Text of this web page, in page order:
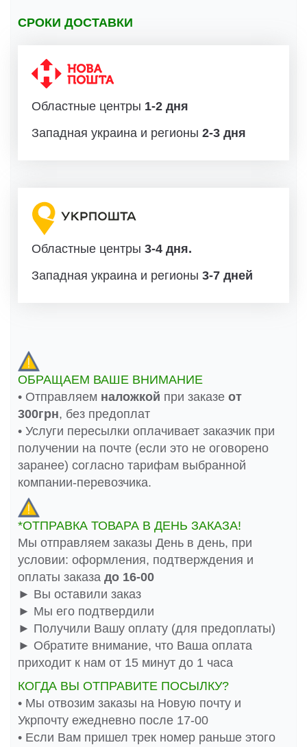
СРОКИ ДОСТАВКИ
Областные центры 1-2 дня
Западная украина и регионы 2-3 дня
Областные центры 3-4 дня.
Западная украина и регионы 3-7 дней
ОБРАЩАЕМ ВАШЕ ВНИМАНИЕ
• Отправляем наложкой при заказе от
300грн, без предоплат
• Услуги пересылки оплачивает заказчик при
получении на почте (если это не оговорено
заранее) согласно тарифам выбранной
компании-перевозчика.
*ОТПРАВКА ТОВАРА В ДЕНЬ ЗАКАЗА!
Мы отправляем заказы День в день, при
условии: оформления, подтверждения и
оплаты заказа до 16-00
► Вы оставили заказ
► Мы его подтвердили
► Получили Вашу оплату (для предоплаты)
► Обратите внимание, что Ваша оплата
приходит к нам от 15 минут до 1 часа
КОГДА ВЫ ОТПРАВИТЕ ПОСЫЛКУ?
• Мы отвозим заказы на Новую почту и
Укрпочту ежедневно после 17-00
• Если Вам пришел трек номер раньше этого